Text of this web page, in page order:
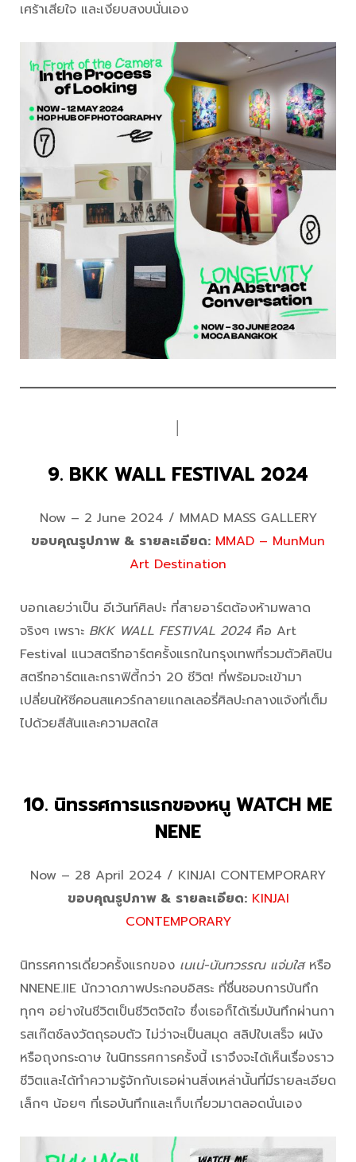
เศร้าเสียใจ และเงียบสงบนั่นเอง
9. BKK WALL FESTIVAL 2024
Now – 2 June 2024 / MMAD MASS GALLERY
ขอบคุณรูปภาพ & รายละเอียด: MMAD – MunMun
Art Destination
บอกเลยว่าเป็น อีเว้นท์ศิลปะ ที่สายอาร์ตต้องห้ามพลาด
จริงๆ เพราะ BKK WALL FESTIVAL 2024 คือ Art
Festival แนวสตรีทอาร์ตครั้งแรกในกรุงเทพที่รวมตัวศิลปิน
สตรีทอาร์ตและกราฟิตี้กว่า 20 ชีวิต! ที่พร้อมจะเข้ามา
เปลี่ยนให้ซีคอนสแควร์กลายแกลเลอรี่ศิลปะกลางแจ้งที่เต็ม
ไปด้วยสีสันและความสดใส
10. นิทรรศการแรกของหนู WATCH ME
NENE
Now – 28 April 2024 / KINJAI CONTEMPORARY
ขอบคุณรูปภาพ & รายละเอียด: KINJAI
CONTEMPORARY
นิทรรศการเดี่ยวครั้งแรกของ เนเน่-นันทวรรณ แจ่มใสหรือ
NNENE.IIE นักวาดภาพประกอบอิสระ ที่ชื่นชอบการบันทึก
ทุกๆ อย่างในชีวิตเป็นชีวิตจิตใจ ซึ่งเธอก็ได้เริ่มบันทึกผ่านกา
รสเก๊ตช์ลงวัตถุรอบตัว ไม่ว่าจะเป็นสมุด สลิปใบเสร็จ ผนัง
หรือถุงกระดาษ ในนิทรรศการครั้งนี้ เราจึงจะได้เห็นเรื่องราว
ชีวิตและได้ทำความรู้จักกับเธอผ่านสิ่งเหล่านั้นที่มีรายละเอียด
เล็กๆ น้อยๆ ที่เธอบันทึกและเก็บเกี่ยวมาตลอดนั่นเอง